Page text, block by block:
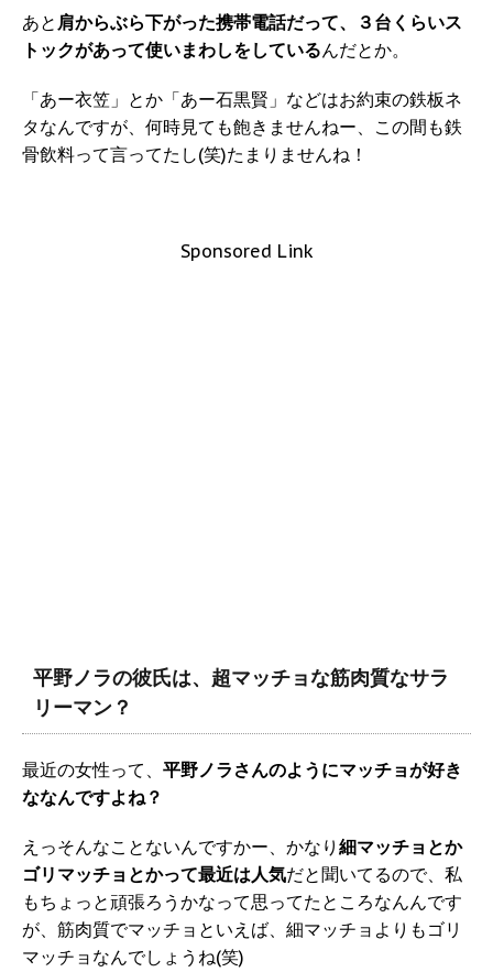
あと 肩からぶら下がった携帯電話だって、３台くらいス
トックがあって使いまわしをしているんだとか。
「あー衣笠」とか「あー石黒賢」などはお約束の鉄板ネ
タなんですが、何時見ても飽きませんねー、この間も鉄
骨飲料って言ってたし(笑)たまりませんね！
Sponsored Link
平野ノラの彼氏は、超マッチョな筋肉質なサラ
リーマン？
最近の女性って、 平野ノラさんのようにマッチョが好き
ななんですよね？
えっそんなことないんですかー、かなり 細マッチョとか
ゴリマッチョとかって最近は人気だと聞いてるので、私
もちょっと頑張ろうかなって思ってたところなんんです
が、筋肉質でマッチョといえば、細マッチョよりもゴリ
マッチョなんでしょうね(笑)